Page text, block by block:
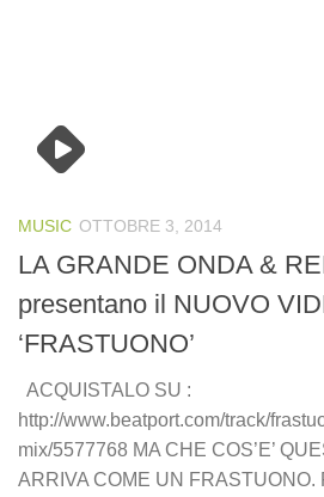
MUSIC OTTOBRE 3, 2014
LA GRANDE ONDA &
presentano il NUOVO
‘FRASTUONO’
ACQUISTALO SU :
http://www.beatport.com/track/
mix/5577768 MA CHE COS’E’
ARRIVA COME UN FRASTUONO.